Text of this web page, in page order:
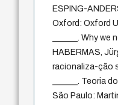
ESPING-
Oxford: Oxford
______. Why
HABERMAS,
racionaliza-ção
______. Teoria
São Paulo: